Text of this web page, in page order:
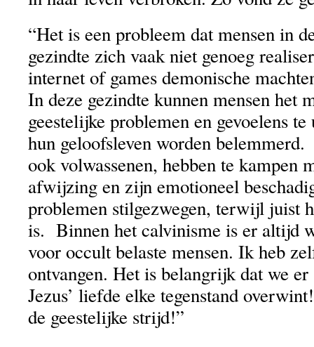
“Het is een probleem dat mensen in
gezindte zich vaak niet genoeg
internet of games demonische
In deze gezindte kunnen mensen het
geestelijke problemen en gevoelens
hun geloofsleven worden
ook volwassenen, hebben te kampen
afwijzing en zijn emotioneel
problemen stilgezwegen, terwijl juist
is. Binnen het calvinisme is er altijd
voor occult belaste mensen. Ik heb
ontvangen. Het is belangrijk dat we
Jezus’ liefde elke tegenstand
de geestelijke strijd!”